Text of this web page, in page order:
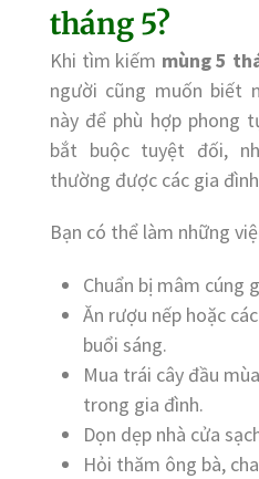
tháng 5?
Khi tìm kiếm mùng 5
người cũng muốn biết
này để phù hợp phong
bắt buộc tuyệt đối,
thường được các gia
Bạn có thể làm những
Chuẩn bị mâm cúng
Ăn rượu nếp hoặc
buổi sáng.
Mua trái cây đầu
trong gia đình.
Dọn dẹp nhà cửa
Hỏi thăm ông bà,